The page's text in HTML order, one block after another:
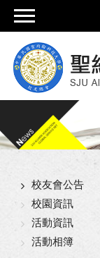
校友會公告
校園資訊
活動資訊
活動相簿